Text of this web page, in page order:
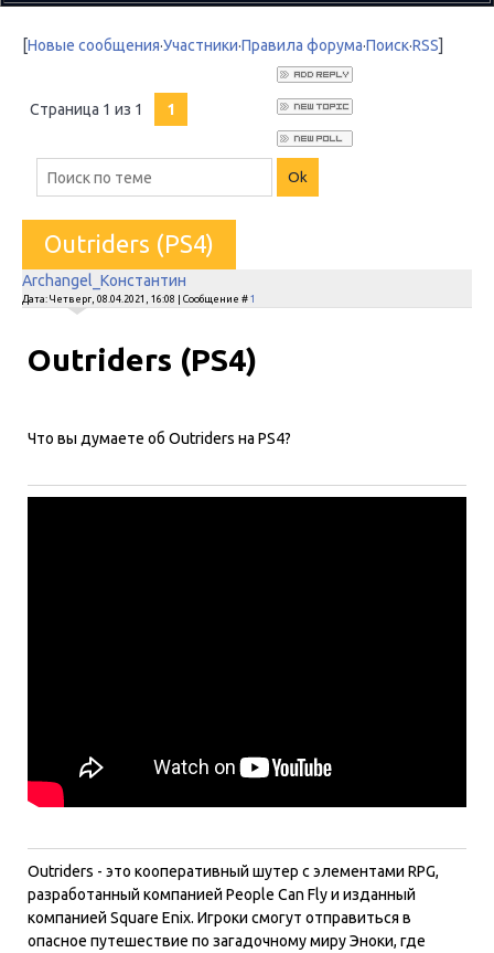
[Новые сообщения·Участники·Правила форума·Поиск·RSS]
Страница 1 из 1 1
Outriders (PS4)
Archangel_Константин
Дата: Четверг, 08.04.2021, 16:08 | Сообщение # 1
Outriders (PS4)
Что вы думаете об Outriders на PS4?
Outriders - это кооперативный шутер с элементами RPG,
разработанный компанией People Can Fly и изданный
компанией Square Enix. Игроки смогут отправиться в
опасное путешествие по загадочному миру Эноки, где